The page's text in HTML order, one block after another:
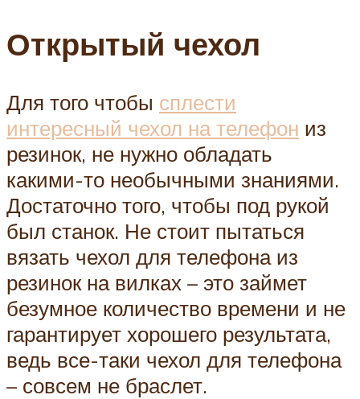
Открытый чехол
Для того чтобы сплести
интересный чехол на телефон из
резинок, не нужно обладать
какими-то необычными знаниями.
Достаточно того, чтобы под рукой
был станок. Не стоит пытаться
вязать чехол для телефона из
резинок на вилках – это займет
безумное количество времени и не
гарантирует хорошего результата,
ведь все-таки чехол для телефона
– совсем не браслет.